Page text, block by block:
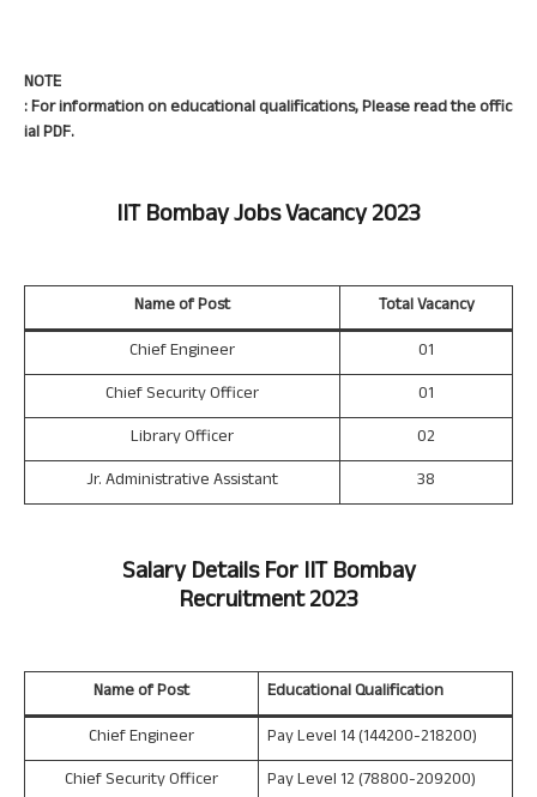
NOTE
: For information on educational qualifications, Please read the offic
ial PDF.
IIT Bombay Jobs Vacancy 2023
Name of Post
Total Vacancy
Chief Engineer
01
Chief Security Officer
01
Library Officer
02
Jr. Administrative Assistant
38
Salary Details ForIIT Bombay
Recruitment 2023
Name of Post
Educational Qualification
Chief Engineer
Pay Level 14 (144200-218200)
Chief Security Officer
Pay Level 12 (78800-209200)